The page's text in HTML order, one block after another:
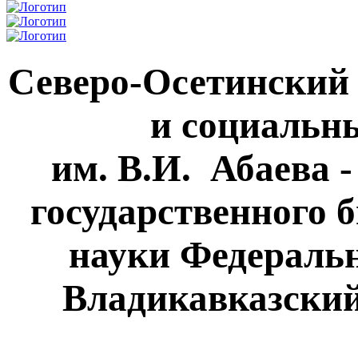
Северо-
и
им. В.И. Абаева -
науки